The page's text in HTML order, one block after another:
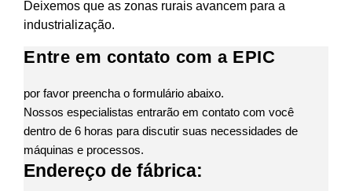
Deixemos que as zonas rurais avancem para a
industrialização.
Entre em contato com a EPIC
por favor preencha o formulário abaixo.
Nossos especialistas entrarão em contato com você
dentro de 6 horas para discutir suas necessidades de
máquinas e processos.
Endereço de fábrica: